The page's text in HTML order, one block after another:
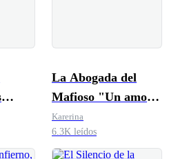
La Abogada del
Mafioso "Un amor
fuera de la ley"
Karerina
6.3K leídos